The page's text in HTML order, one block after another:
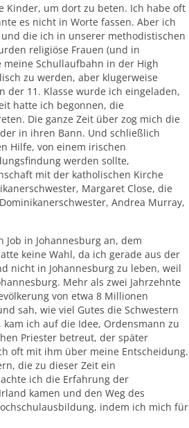
Kinder, um dort zu beten. Ich habe oft
es nicht in Worte fassen. Aber ich
die ich in unserer methodistischen
religiöse Frauen (und in
Schullaufbahn in der High
zu werden, aber klugerweise
11. Klasse wurde ich eingeladen,
hatte ich begonnen, die
Die ganze Zeit über zog mich die
in ihren Bann. Und schließlich
Hilfe, von einem irischen
werden sollte,
mit der katholischen Kirche
Margaret Close, die
Andrea Murray,
in Johannesburg an, dem
keine Wahl, da ich gerade aus der
nicht in Johannesburg zu leben, weil
Mehr als zwei Jahrzehnte
von etwa 8 Millionen
sah, wie viel Gutes die Schwestern
ich auf die Idee, Ordensmann zu
Priester betreut, der später
oft mit ihm über meine Entscheidung.
die zu dieser Zeit ein
ich die Erfahrung der
kamen und den Weg des
indem ich mich für